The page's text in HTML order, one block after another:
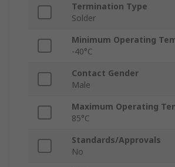
Termination Type
Solder
Minimum Operating
-40°C
Contact Gender
Male
Maximum Operating
85°C
Standards/Approvals
No